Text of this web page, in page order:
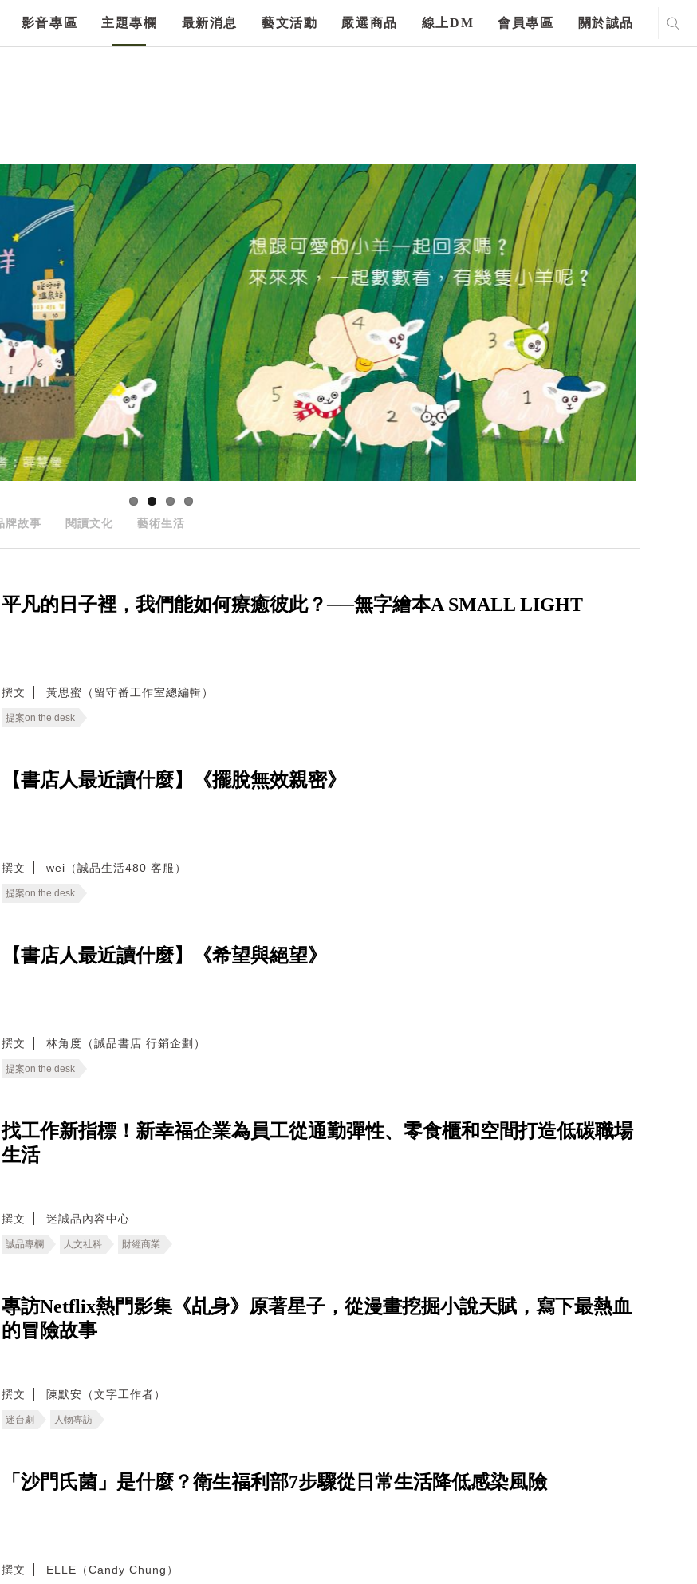
影音專區 主題專欄 最新消息 藝文活動 嚴選商品 線上DM 會員專區 關於誠品
牌故事 閱讀文化 藝術生活
平凡的日子裡，我們能如何療癒彼此？──無字繪本A SMALL LIGHT
撰文 黃思蜜（留守番工作室總編輯）
提案on the desk
【書店人最近讀什麼】《擺脫無效親密》
撰文 wei（誠品生活480 客服）
提案on the desk
【書店人最近讀什麼】《希望與絕望》
撰文 林角度（誠品書店 行銷企劃）
提案on the desk
找工作新指標！新幸福企業為員工從通勤彈性、零食櫃和空間打造低碳職場
生活
撰文 迷誠品內容中心
誠品專欄 人文社科 財經商業
專訪Netflix熱門影集《乩身》原著星子，從漫畫挖掘小說天賦，寫下最熱血
的冒險故事
撰文 陳默安（文字工作者）
迷台劇 人物專訪
「沙門氏菌」是什麼？衛生福利部7步驟從日常生活降低感染風險
撰文 ELLE（Candy Chung）